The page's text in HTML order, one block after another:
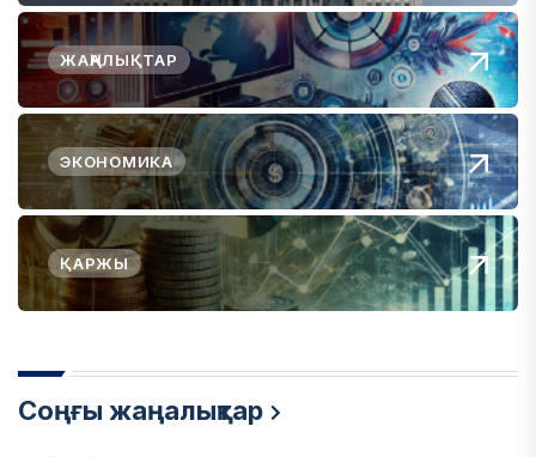
ЖАҢАЛЫҚТАР
ЭКОНОМИКА
ҚАРЖЫ
Соңғы жаңалықтар